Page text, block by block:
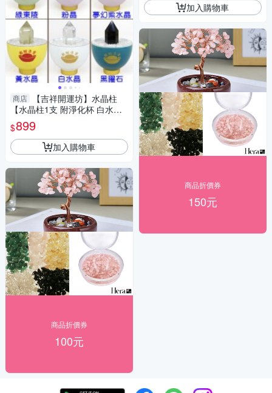
商店
【吉祥開運坊】水晶柱
【水晶柱1支 附淨化杯 白水晶
碎石 多款可供選擇】淨化 擇日
$899
加入購物車
商品折價券
100元
加入購物車
商品折價券
150元